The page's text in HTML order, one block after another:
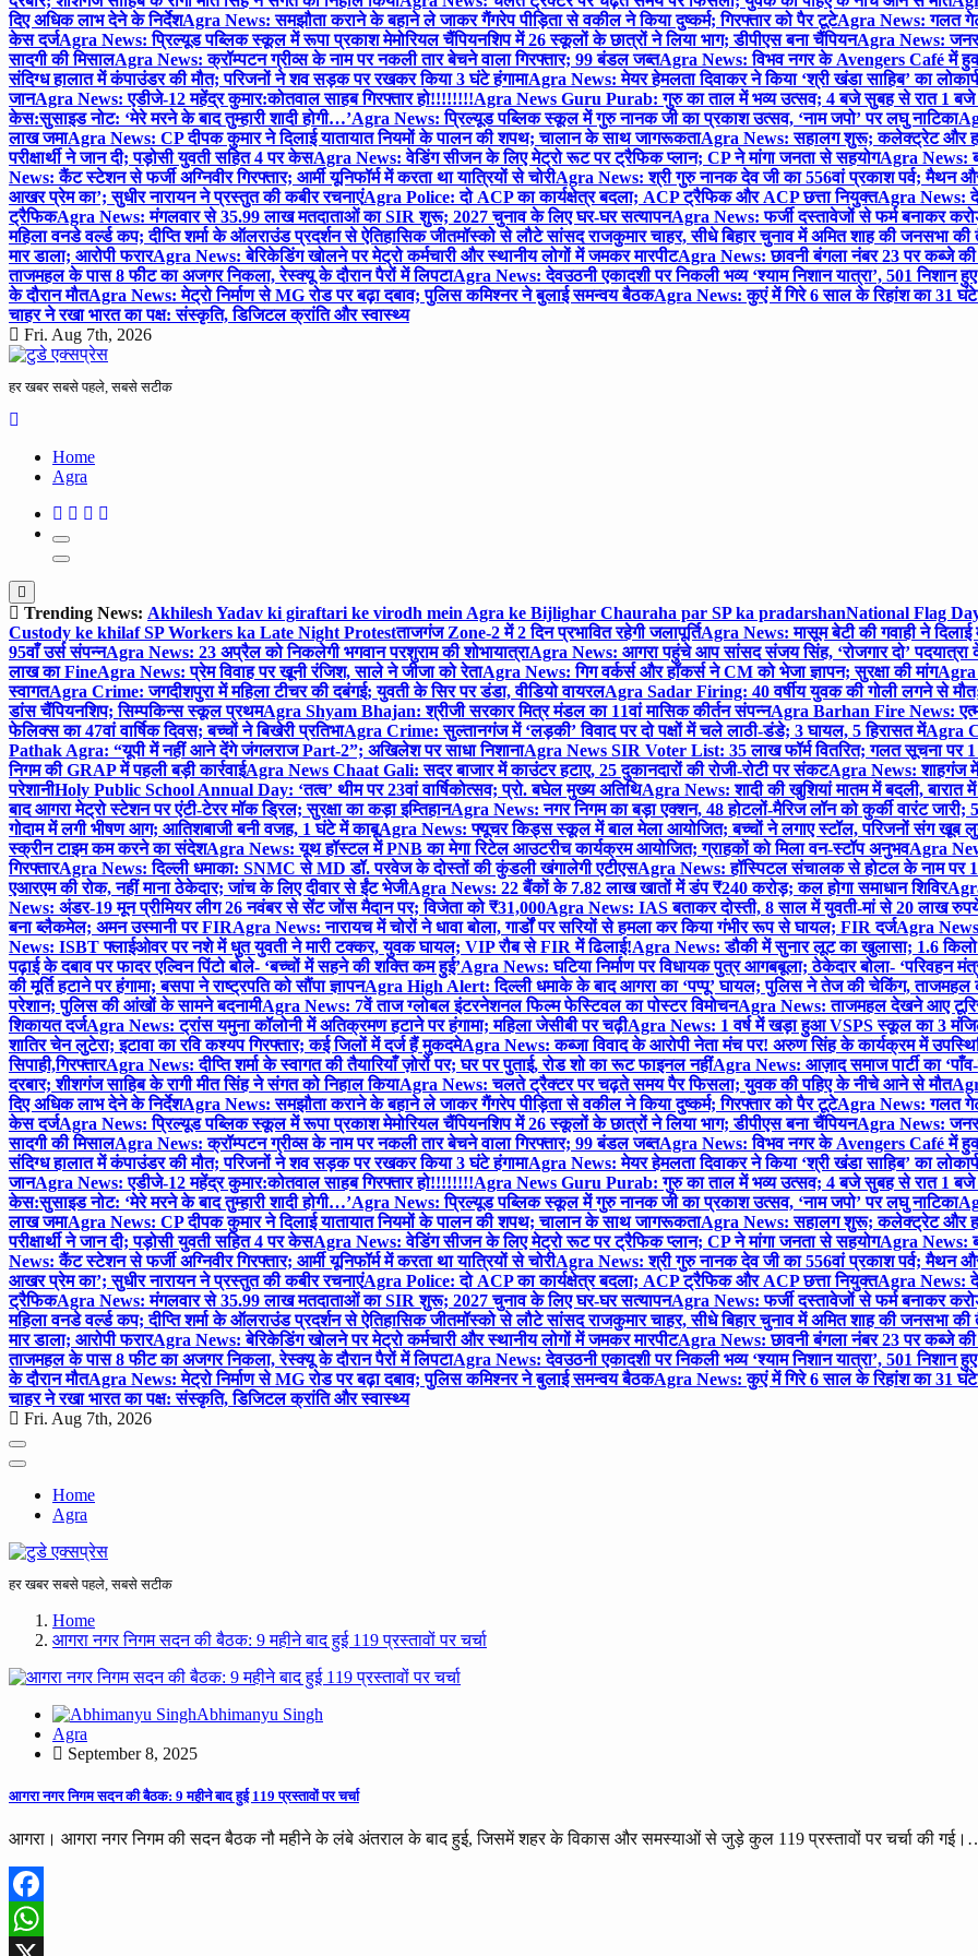
दिए अधिक लाभ देने के निर्देशAgra News: समझौता कराने के बहाने ले जाकर गैंगरेप पीड़िता से वकील ने किया दुष्कर्म; गिरफ्तार को पैर टूटेAgra News: गलत
केस दर्जAgra News: प्रिल्यूड पब्लिक स्कूल में रूपा प्रकाश मेमोरियल चैंपियनशिप में 26 स्कूलों के छात्रों ने लिया भाग; डीपीएस बना चैंपियनAgra News:
सादगी की मिसालAgra News: क्रॉम्पटन ग्रीव्स के नाम पर नकली तार बेचने वाला गिरफ्तार; 99 बंडल जब्तAgra News: विभव नगर के Avengers Café में
संदिग्ध हालात में कंपाउंडर की मौत; परिजनों ने शव सड़क पर रखकर किया 3 घंटे हंगामाAgra News: मेयर हेमलता दिवाकर ने किया ‘श्री खंडा साहिब’ का
जानAgra News: एडीजे-12 महेंद्र कुमार:कोतवाल साहब गिरफ्तार हो!!!!!!!!Agra News Guru Purab: गुरु का ताल में भव्य उत्सव; 4 बजे सुबह से रात 1
केस:सुसाइड नोट: ‘मेरे मरने के बाद तुम्हारी शादी होगी…’Agra News: प्रिल्यूड पब्लिक स्कूल में गुरु नानक जी का प्रकाश उत्सव, ‘नाम जपो’ पर लघु नाटिका
लाख जमाAgra News: CP दीपक कुमार ने दिलाई यातायात नियमों के पालन की शपथ; चालान के साथ जागरूकताAgra News: सहालग शुरू; कलेक्ट्रेट और
परीक्षार्थी ने जान दी; पड़ोसी युवती सहित 4 पर केसAgra News: वेडिंग सीजन के लिए मेट्रो रूट पर ट्रैफिक प्लान; CP ने मांगा जनता से सहयोगAgra News:
News: कैंट स्टेशन से फर्जी अग्निवीर गिरफ्तार; आर्मी यूनिफॉर्म में करता था यात्रियों से चोरीAgra News: श्री गुरु नानक देव जी का 556वां प्रकाश पर्व; मैथन और
आखर प्रेम का’; सुधीर नारायन ने प्रस्तुत की कबीर रचनाएंAgra Police: दो ACP का कार्यक्षेत्र बदला; ACP ट्रैफिक और ACP छत्ता नियुक्तAgra News:
ट्रैफिकAgra News: मंगलवार से 35.99 लाख मतदाताओं का SIR शुरू; 2027 चुनाव के लिए घर-घर सत्यापनAgra News: फर्जी दस्तावेजों से फर्म बनाकर
महिला वनडे वर्ल्ड कप; दीप्ति शर्मा के ऑलराउंड प्रदर्शन से ऐतिहासिक जीतमॉस्को से लौटे सांसद राजकुमार चाहर, सीधे बिहार चुनाव में अमित शाह की जनसभा की
मार डाला; आरोपी फरारAgra News: बेरिकेडिंग खोलने पर मेट्रो कर्मचारी और स्थानीय लोगों में जमकर मारपीटAgra News: छावनी बंगला नंबर 23 पर कब्जे
ताजमहल के पास 8 फीट का अजगर निकला, रेस्क्यू के दौरान पैरों में लिपटाAgra News: देवउठनी एकादशी पर निकली भव्य ‘श्याम निशान यात्रा’, 501 निशान
के दौरान मौतAgra News: मेट्रो निर्माण से MG रोड पर बढ़ा दबाव; पुलिस कमिश्नर ने बुलाई समन्वय बैठकAgra News: कुएं में गिरे 6 साल के रिहांश का 31 घंटे
चाहर ने रखा भारत का पक्ष: संस्कृति, डिजिटल क्रांति और स्वास्थ्य
Fri. Aug 7th, 2026
हर खबर सबसे पहले, सबसे सटीक
Home
Agra
Trending News: Akhilesh Yadav ki giraftari ke virodh mein Agra ke Bijlighar Chauraha par SP ka pradarshanNational Flag
Custody ke khilaf SP Workers ka Late Night Protestताजगंज Zone-2 में 2 दिन प्रभावित रहेगी जलापूर्तिAgra News: मासूम बेटी की गवाही ने
95वाँ उर्स संपन्नAgra News: 23 अप्रैल को निकलेगी भगवान परशुराम की शोभायात्राAgra News: आगरा पहुंचे आप सांसद संजय सिंह, ‘रोजगार दो’ पदयात्रा
लाख का FineAgra News: प्रेम विवाह पर खूनी रंजिश, साले ने जीजा को रेताAgra News: गिग वर्कर्स और हॉकर्स ने CM को भेजा ज्ञापन; सुरक्षा की मांगAgra
स्वागतAgra Crime: जगदीशपुरा में महिला टीचर की दबंगई; युवती के सिर पर डंडा, वीडियो वायरलAgra Sadar Firing: 40 वर्षीय युवक की गोली लगने से मौत;
डांस चैंपियनशिप; सिम्पकिन्स स्कूल प्रथमAgra Shyam Bhajan: श्रीजी सरकार मित्र मंडल का 11वां मासिक कीर्तन संपन्नAgra Barhan Fire News:
फेलिक्स का 47वां वार्षिक दिवस; बच्चों ने बिखेरी प्रतिभाAgra Crime: सुल्तानगंज में ‘लड़की’ विवाद पर दो पक्षों में चले लाठी-डंडे; 3 घायल, 5 हिरासत मेंAgra
Pathak Agra: “यूपी में नहीं आने देंगे जंगलराज Part-2”; अखिलेश पर साधा निशानाAgra News SIR Voter List: 35 लाख फॉर्म वितरित; गलत सूचना पर
निगम की GRAP में पहली बड़ी कार्रवाईAgra News Chaat Gali: सदर बाजार में काउंटर हटाए, 25 दुकानदारों की रोजी-रोटी पर संकटAgra News: शाहगंज
परेशानीHoly Public School Annual Day: ‘तत्व’ थीम पर 23वां वार्षिकोत्सव; प्रो. बघेल मुख्य अतिथिAgra News: शादी की खुशियां मातम में बदली, बारात में
बाद आगरा मेट्रो स्टेशन पर एंटी-टेरर मॉक ड्रिल; सुरक्षा का कड़ा इम्तिहानAgra News: नगर निगम का बड़ा एक्शन, 48 होटलों-मैरिज लॉन को कुर्की वारंट जारी;
गोदाम में लगी भीषण आग; आतिशबाजी बनी वजह, 1 घंटे में काबूAgra News: फ्यूचर किड्स स्कूल में बाल मेला आयोजित; बच्चों ने लगाए स्टॉल, परिजनों संग खूब
स्क्रीन टाइम कम करने का संदेशAgra News: यूथ हॉस्टल में PNB का मेगा रिटेल आउटरीच कार्यक्रम आयोजित; ग्राहकों को मिला वन-स्टॉप अनुभवAgra
गिरफ्तारAgra News: दिल्ली धमाका: SNMC से MD डॉ. परवेज के दोस्तों की कुंडली खंगालेगी एटीएसAgra News: हॉस्पिटल संचालक से होटल के नाम पर
एआरएम की रोक, नहीं माना ठेकेदार; जांच के लिए दीवार से ईंट भेजीAgra News: 22 बैंकों के 7.82 लाख खातों में डंप ₹240 करोड़; कल होगा समाधान शिविर
News: अंडर-19 मून प्रीमियर लीग 26 नवंबर से सेंट जोंस मैदान पर; विजेता को ₹31,000Agra News: IAS बताकर दोस्ती, 8 साल में युवती-मां से 20 लाख
बना ब्लैकमेल; अमन उस्मानी पर FIRAgra News: नारायच में चोरों ने धावा बोला, गार्डों पर सरियों से हमला कर किया गंभीर रूप से घायल; FIR दर्जAgra News:
News: ISBT फ्लाईओवर पर नशे में धुत युवती ने मारी टक्कर, युवक घायल; VIP रौब से FIR में ढिलाई!Agra News: डौकी में सुनार लूट का खुलासा; 1.6 किलो
पढ़ाई के दबाव पर फादर एल्विन पिंटो बोले- ‘बच्चों में सहने की शक्ति कम हुई’Agra News: घटिया निर्माण पर विधायक पुत्र आगबबूला; ठेकेदार बोला- ‘परिवहन
की मूर्ति हटाने पर हंगामा; बसपा ने राष्ट्रपति को सौंपा ज्ञापनAgra High Alert: दिल्ली धमाके के बाद आगरा का ‘पप्पू’ घायल; पुलिस ने तेज की चेकिंग, ताजमहल
परेशान; पुलिस की आंखों के सामने बदनामीAgra News: 7वें ताज ग्लोबल इंटरनेशनल फिल्म फेस्टिवल का पोस्टर विमोचनAgra News: ताजमहल देखने आए
शिकायत दर्जAgra News: ट्रांस यमुना कॉलोनी में अतिक्रमण हटाने पर हंगामा; महिला जेसीबी पर चढ़ीAgra News: 1 वर्ष में खड़ा हुआ VSPS स्कूल का 3
शातिर चेन लुटेरा; इटावा का रवि कश्यप गिरफ्तार; कई जिलों में दर्ज हैं मुकदमेAgra News: कब्जा विवाद के आरोपी नेता मंच पर! अरुण सिंह के कार्यक्रम में
सिपाही,गिरफ्तारAgra News: दीप्ति शर्मा के स्वागत की तैयारियाँ ज़ोरों पर; घर पर पुताई, रोड शो का रूट फाइनल नहींAgra News: आज़ाद समाज पार्टी का
दरबार; शीशगंज साहिब के रागी मीत सिंह ने संगत को निहाल कियाAgra News: चलते ट्रैक्टर पर चढ़ते समय पैर फिसला; युवक की पहिए के नीचे आने से मौत
दिए अधिक लाभ देने के निर्देशAgra News: समझौता कराने के बहाने ले जाकर गैंगरेप पीड़िता से वकील ने किया दुष्कर्म; गिरफ्तार को पैर टूटेAgra News: गलत
केस दर्जAgra News: प्रिल्यूड पब्लिक स्कूल में रूपा प्रकाश मेमोरियल चैंपियनशिप में 26 स्कूलों के छात्रों ने लिया भाग; डीपीएस बना चैंपियनAgra News:
सादगी की मिसालAgra News: क्रॉम्पटन ग्रीव्स के नाम पर नकली तार बेचने वाला गिरफ्तार; 99 बंडल जब्तAgra News: विभव नगर के Avengers Café में
संदिग्ध हालात में कंपाउंडर की मौत; परिजनों ने शव सड़क पर रखकर किया 3 घंटे हंगामाAgra News: मेयर हेमलता दिवाकर ने किया ‘श्री खंडा साहिब’ का
जानAgra News: एडीजे-12 महेंद्र कुमार:कोतवाल साहब गिरफ्तार हो!!!!!!!!Agra News Guru Purab: गुरु का ताल में भव्य उत्सव; 4 बजे सुबह से रात 1
केस:सुसाइड नोट: ‘मेरे मरने के बाद तुम्हारी शादी होगी…’Agra News: प्रिल्यूड पब्लिक स्कूल में गुरु नानक जी का प्रकाश उत्सव, ‘नाम जपो’ पर लघु नाटिका
लाख जमाAgra News: CP दीपक कुमार ने दिलाई यातायात नियमों के पालन की शपथ; चालान के साथ जागरूकताAgra News: सहालग शुरू; कलेक्ट्रेट और
परीक्षार्थी ने जान दी; पड़ोसी युवती सहित 4 पर केसAgra News: वेडिंग सीजन के लिए मेट्रो रूट पर ट्रैफिक प्लान; CP ने मांगा जनता से सहयोगAgra News:
News: कैंट स्टेशन से फर्जी अग्निवीर गिरफ्तार; आर्मी यूनिफॉर्म में करता था यात्रियों से चोरीAgra News: श्री गुरु नानक देव जी का 556वां प्रकाश पर्व; मैथन और
आखर प्रेम का’; सुधीर नारायन ने प्रस्तुत की कबीर रचनाएंAgra Police: दो ACP का कार्यक्षेत्र बदला; ACP ट्रैफिक और ACP छत्ता नियुक्तAgra News:
ट्रैफिकAgra News: मंगलवार से 35.99 लाख मतदाताओं का SIR शुरू; 2027 चुनाव के लिए घर-घर सत्यापनAgra News: फर्जी दस्तावेजों से फर्म बनाकर
महिला वनडे वर्ल्ड कप; दीप्ति शर्मा के ऑलराउंड प्रदर्शन से ऐतिहासिक जीतमॉस्को से लौटे सांसद राजकुमार चाहर, सीधे बिहार चुनाव में अमित शाह की जनसभा की
मार डाला; आरोपी फरारAgra News: बेरिकेडिंग खोलने पर मेट्रो कर्मचारी और स्थानीय लोगों में जमकर मारपीटAgra News: छावनी बंगला नंबर 23 पर कब्जे
ताजमहल के पास 8 फीट का अजगर निकला, रेस्क्यू के दौरान पैरों में लिपटाAgra News: देवउठनी एकादशी पर निकली भव्य ‘श्याम निशान यात्रा’, 501 निशान
के दौरान मौतAgra News: मेट्रो निर्माण से MG रोड पर बढ़ा दबाव; पुलिस कमिश्नर ने बुलाई समन्वय बैठकAgra News: कुएं में गिरे 6 साल के रिहांश का 31 घंटे
चाहर ने रखा भारत का पक्ष: संस्कृति, डिजिटल क्रांति और स्वास्थ्य
Fri. Aug 7th, 2026
Home
Agra
हर खबर सबसे पहले, सबसे सटीक
Home
आगरा नगर निगम सदन की बैठक: 9 महीने बाद हुई 119 प्रस्तावों पर चर्चा
Abhimanyu Singh
Agra
September 8, 2025
आगरा नगर निगम सदन की बैठक: 9 महीने बाद हुई 119 प्रस्तावों पर चर्चा
आगरा। आगरा नगर निगम की सदन बैठक नौ महीने के लंबे अंतराल के बाद हुई, जिसमें शहर के विकास और समस्याओं से जुड़े कुल 119 प्रस्तावों पर चर्चा की
Facebook